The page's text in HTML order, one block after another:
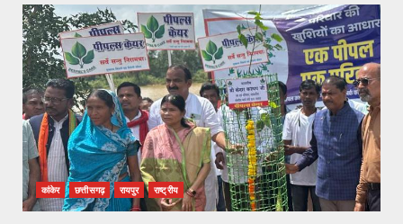
कांकेर छत्तीसगढ़ रायपुर राष्ट्रीय